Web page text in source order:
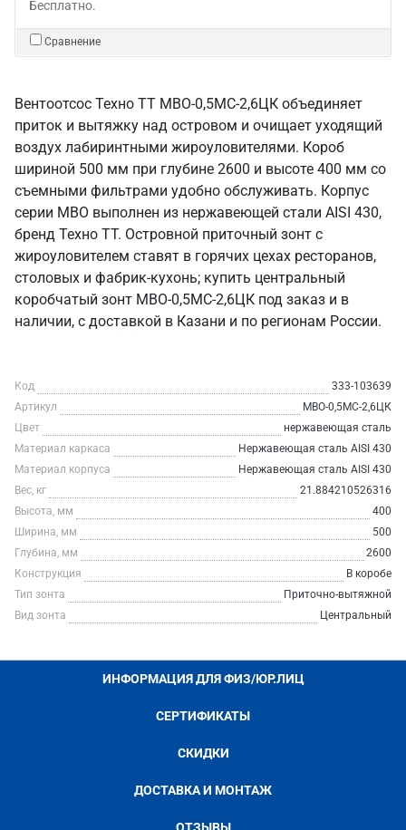
Бесплатно.
Сравнение
Вентоотсос Техно ТТ МВО-0,5МС-2,6ЦК объединяет
приток и вытяжку над островом и очищает уходящий
воздух лабиринтными жироуловителями. Короб
шириной 500 мм при глубине 2600 и высоте 400 мм со
съемными фильтрами удобно обслуживать. Корпус
серии МВО выполнен из нержавеющей стали AISI 430,
бренд Техно ТТ. Островной приточный зонт с
жироуловителем ставят в горячих цехах ресторанов,
столовых и фабрик-кухонь; купить центральный
коробчатый зонт МВО-0,5МС-2,6ЦК под заказ и в
наличии, с доставкой в Казани и по регионам России.
Код
333-103639
Артикул
МВО-0,5МС-2,6ЦК
Цвет
нержавеющая сталь
Материал каркаса
Нержавеющая сталь AISI 430
Материал корпуса
Нержавеющая сталь AISI 430
Вес, кг
21.884210526316
Высота, мм
400
Ширина, мм
500
Глубина, мм
2600
Конструкция
В коробе
Тип зонта
Приточно-вытяжной
Вид зонта
Центральный
ИНФОРМАЦИЯ ДЛЯ ФИЗ/ЮР.ЛИЦ
СЕРТИФИКАТЫ
СКИДКИ
ДОСТАВКА И МОНТАЖ